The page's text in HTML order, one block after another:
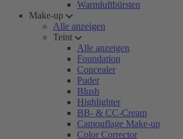
Warmluftbürsten
Make-up
Alle anzeigen
Teint
Alle anzeigen
Foundation
Concealer
Puder
Blush
Highlighter
BB- & CC-Cream
Camouflage Make-up
Color Corrector